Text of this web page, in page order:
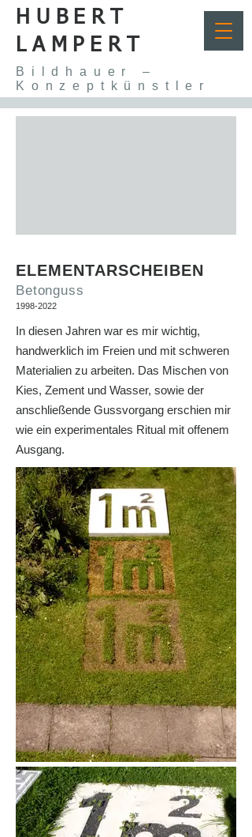
HUBERT
LAMPERT
Bildhauer –
Konzeptkünstler
ELEMENTARSCHEIBEN
Betonguss
1998-2022
In diesen Jahren war es mir wichtig,
handwerklich im Freien und mit schweren
Materialien zu arbeiten. Das Mischen von
Kies, Zement und Wasser, sowie der
anschließende Gussvorgang erschien mir
wie ein experimentales Ritual mit offenem
Ausgang.